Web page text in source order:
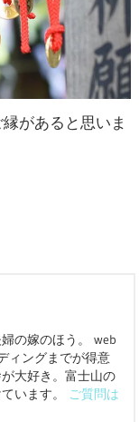
があると思いま
の嫁のほう。 web
ィングまでが得意
大好き。富士山の
います。 ご質問は